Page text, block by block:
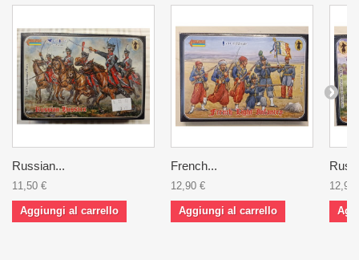
Russian...
11,50 €
Aggiungi al carrello
French...
12,90 €
Aggiungi al carrello
12,90